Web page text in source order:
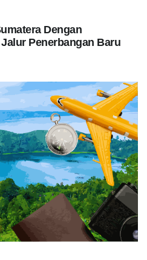
Dengan
Penerbangan Baru